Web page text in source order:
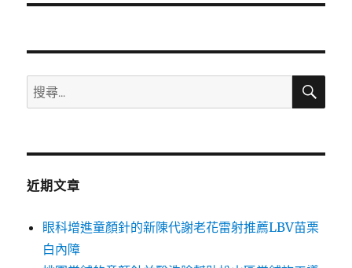
文
搜
尋
鍵
搜
近期文章
眼科增進童顏針的新陳代謝老花雷射推薦LBV苗栗
白內障